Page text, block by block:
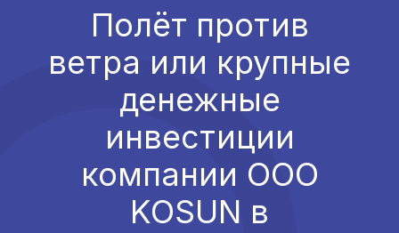
Полёт против
ветра или крупные
денежные
инвестиции
компании ООО
KOSUN в